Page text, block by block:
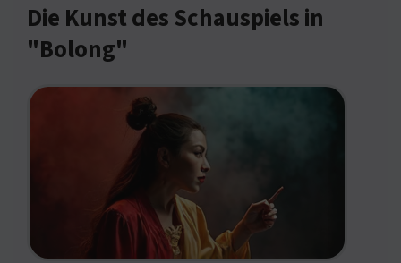
Die Kunst des Schauspiels in
"Bolong"